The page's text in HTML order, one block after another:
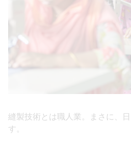
縫製技術とは職人業。まさに、
す。